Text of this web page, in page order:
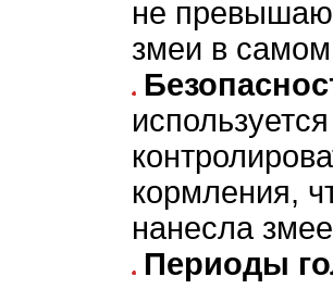
не
змеи в
кормления,
нанесла
Периоды